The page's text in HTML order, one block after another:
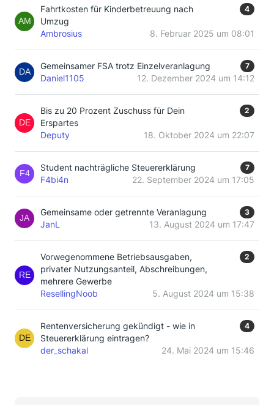
Fahrtkosten für Kinderbetreuung nach
Umzug
4
Ambrosius 8. Februar 2025 um 08:01
Gemeinsamer FSA trotz Einzelveranlagung 7
Daniel1105 12. Dezember 2024 um 14:12
Bis zu 20 Prozent Zuschuss für Dein
Erspartes
2
Deputy 18. Oktober 2024 um 22:07
Student nachträgliche Steuererklärung 7
F4bi4n 22. September 2024 um 17:05
Gemeinsame oder getrennte Veranlagung 3
JanL 13. August 2024 um 17:47
Vorwegenommene Betriebsausgaben,
privater Nutzungsanteil, Abschreibungen,
mehrere Gewerbe
2
ResellingNoob 5. August 2024 um 15:38
Rentenversicherung gekündigt - wie in
Steuererklärung eintragen?
4
der_schakal 24. Mai 2024 um 15:46